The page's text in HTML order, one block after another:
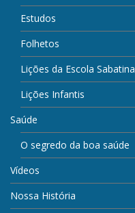
Estudos
Folhetos
Lições da Escola Sabatina
Lições Infantis
Saúde
O segredo da boa saúde
Vídeos
Nossa História